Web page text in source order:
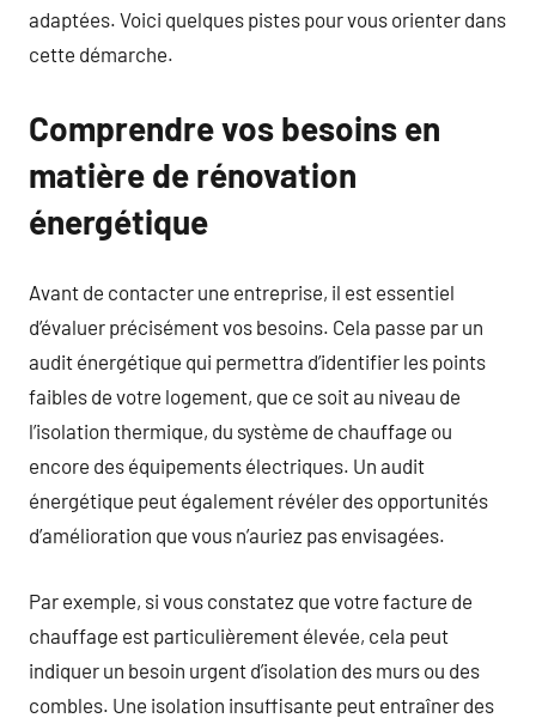
adaptées. Voici quelques pistes pour vous orienter dans
cette démarche.
Comprendre vos besoins en
matière de rénovation
énergétique
Avant de contacter une entreprise, il est essentiel
d’évaluer précisément vos besoins. Cela passe par un
audit énergétique qui permettra d’identifier les points
faibles de votre logement, que ce soit au niveau de
l’isolation thermique, du système de chauffage ou
encore des équipements électriques. Un audit
énergétique peut également révéler des opportunités
d’amélioration que vous n’auriez pas envisagées.
Par exemple, si vous constatez que votre facture de
chauffage est particulièrement élevée, cela peut
indiquer un besoin urgent d’isolation des murs ou des
combles. Une isolation insuffisante peut entraîner des